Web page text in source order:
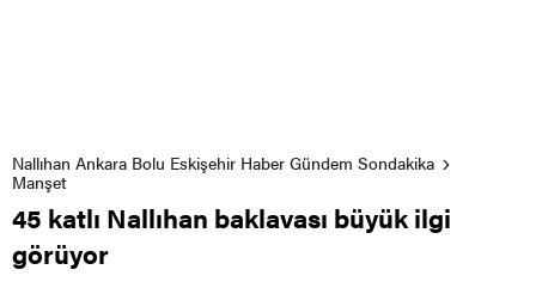
Nallıhan Ankara Bolu Eskişehir Haber Gündem Sondakika
Manşet
45 katlı Nallıhan baklavası büyük ilgi
görüyor